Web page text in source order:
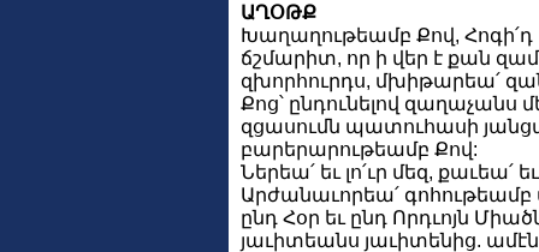
ԱՂՕԹՔ
Խաղաղութեամբ Քով, Հոգի՛դ
ճշմարիտ, որ ի վեր է քան
զխորհուրդս, մխիթարեա՛
Քոց՝ ընդունելով զաղաչանս
զցասումն պատուհասի
բարերարութեամբ Քով:
Ներեա՛ եւ լո՛ւր մեզ, քաւեա՛
Արժանաւորեա՛ գոհութեամբ
ընդ Հօր եւ ընդ Որդւոյն
յաւիտեանս յաւիտենից.